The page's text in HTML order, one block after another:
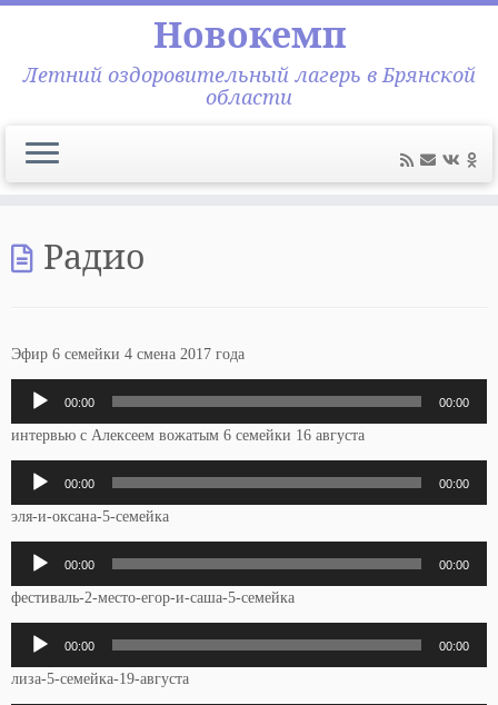
содержимому
Новокемп
Летний оздоровительный лагерь в Брянской
области
Радио
Эфир 6 семейки 4 смена 2017 года
Аудиоплеер
00:00 00:00
интервью с Алексеем вожатым 6 семейки 16 августа
Аудиоплеер
00:00 00:00
эля-и-оксана-5-семейка
Аудиоплеер
00:00 00:00
фестиваль-2-место-егор-и-саша-5-семейка
Аудиоплеер
00:00 00:00
лиза-5-семейка-19-августа